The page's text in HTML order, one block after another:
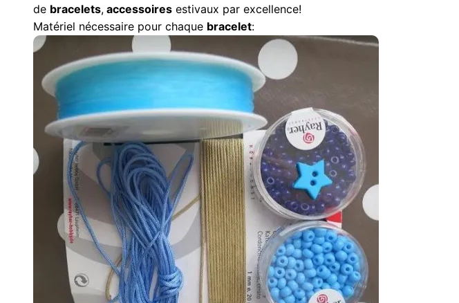
de bracelets, accessoires estivaux par excellence!
Matériel nécessaire pour chaque bracelet: